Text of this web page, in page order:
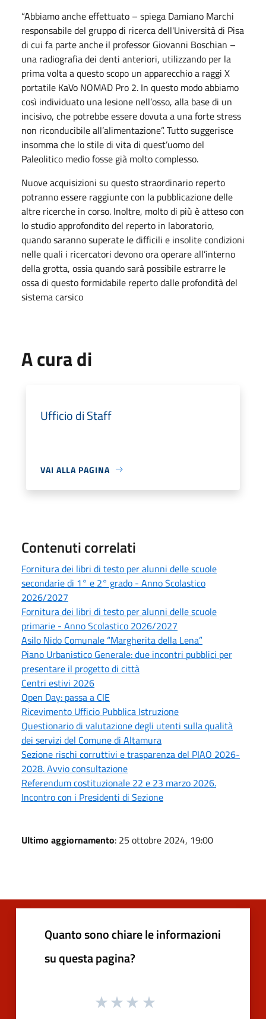
“Abbiamo anche effettuato – spiega Damiano Marchi
responsabile del gruppo di ricerca dell'Università di Pisa
di cui fa parte anche il professor Giovanni Boschian –
una radiografia dei denti anteriori, utilizzando per la
prima volta a questo scopo un apparecchio a raggi X
portatile KaVo NOMAD Pro 2. In questo modo abbiamo
così individuato una lesione nell’osso, alla base di un
incisivo, che potrebbe essere dovuta a una forte stress
non riconducibile all’alimentazione”. Tutto suggerisce
insomma che lo stile di vita di quest’uomo del
Paleolitico medio fosse già molto complesso.
Nuove acquisizioni su questo straordinario reperto
potranno essere raggiunte con la pubblicazione delle
altre ricerche in corso. Inoltre, molto di più è atteso con
lo studio approfondito del reperto in laboratorio,
quando saranno superate le difficili e insolite condizioni
nelle quali i ricercatori devono ora operare all’interno
della grotta, ossia quando sarà possibile estrarre le
ossa di questo formidabile reperto dalle profondità del
sistema carsico
A cura di
Ufficio di Staff
VAI ALLA PAGINA
Contenuti correlati
Fornitura dei libri di testo per alunni delle scuole
secondarie di 1° e 2° grado - Anno Scolastico
2026/2027
Fornitura dei libri di testo per alunni delle scuole
primarie - Anno Scolastico 2026/2027
Asilo Nido Comunale “Margherita della Lena”
Piano Urbanistico Generale: due incontri pubblici per
presentare il progetto di città
Centri estivi 2026
Open Day: passa a CIE
Ricevimento Ufficio Pubblica Istruzione
Questionario di valutazione degli utenti sulla qualità
dei servizi del Comune di Altamura
Sezione rischi corruttivi e trasparenza del PIAO 2026-
2028. Avvio consultazione
Referendum costituzionale 22 e 23 marzo 2026.
Incontro con i Presidenti di Sezione
Ultimo aggiornamento: 25 ottobre 2024, 19:00
Quanto sono chiare le informazioni
su questa pagina?